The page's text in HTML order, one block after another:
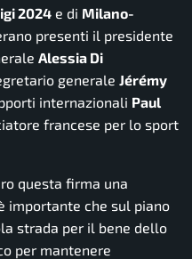
2024 e di Milano-
presenti il presidente
Alessia Di
generale Jérémy
internazionali Paul
francese per lo sport
questa firma una
importante che sul piano
strada per il bene dello
per mantenere